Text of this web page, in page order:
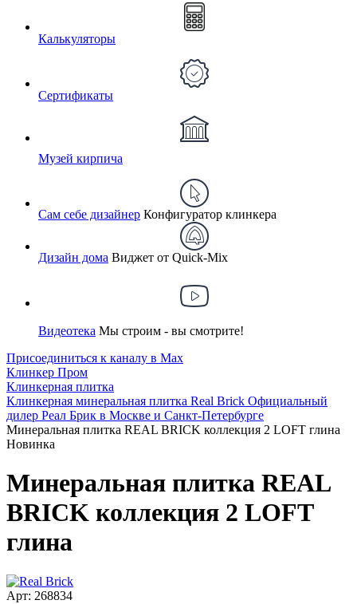
Калькуляторы
Сертификаты
Музей кирпича
Сам себе дизайнер Конфигуратор клинкера
Дизайн дома Виджет от Quick-Mix
Видеотека Мы строим - вы смотрите!
Присоединиться к каналу в Max
Клинкер Пром
Клинкерная плитка
Клинкерная минеральная плитка Real Brick Официальный
дилер Реал Брик в Москве и Санкт-Петербурге
Минеральная плитка REAL BRICK коллекция 2 LOFT глина
Новинка
Минеральная плитка REAL
BRICK коллекция 2 LOFT
глина
Арт: 268834